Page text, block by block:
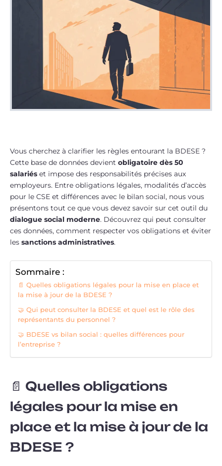
Vous cherchez à clarifier les règles entourant la BDESE ?
Cette base de données devient obligatoire dès 50
salariés et impose des responsabilités précises aux
employeurs. Entre obligations légales, modalités d’accès
pour le CSE et différences avec le bilan social, nous vous
présentons tout ce que vous devez savoir sur cet outil du
dialogue social moderne. Découvrez qui peut consulter
ces données, comment respecter vos obligations et éviter
les sanctions administratives.
Sommaire :
📄 Quelles obligations légales pour la mise en place et
la mise à jour de la BDESE ?
🤝 Qui peut consulter la BDESE et quel est le rôle des
représentants du personnel ?
🤝 BDESE vs bilan social : quelles différences pour
l’entreprise ?
📄 Quelles obligations
légales pour la mise en
place et la mise à jour de la
BDESE ?